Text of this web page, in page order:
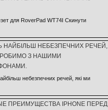
для RoverPad WT74I Скинути
НАЙБІЛЬШ НЕБЕЗПЕЧНИХ РЕЧЕЙ,
РОБИМО З НАШИМИ
небезпечних речей, які ми
ПРЕИМУЩЕСТВА IPHONE ПЕРЕД